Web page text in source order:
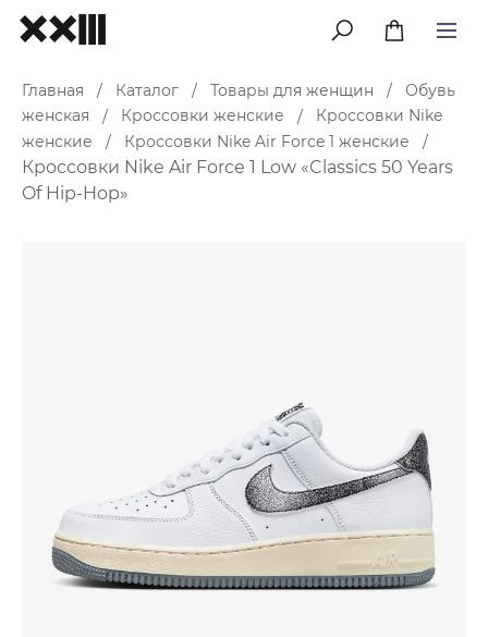
меню
Главная / Каталог / Товары для женщин /
Обувь
женская
/ Кроссовки женские /
Кроссовки Nike
женские
/ Кроссовки Nike Air Force 1 женские /
Кроссовки Nike Air Force 1 Low «Classics 50 Years
Of Hip-Hop»